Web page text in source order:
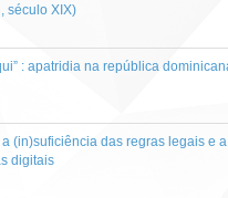
século XIX)
: apatridia na república
(in)suficiência das regras legais e
digitais